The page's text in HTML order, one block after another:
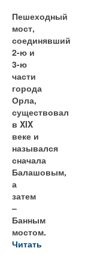
Пешеходный
мост,
соединявший
2-ю и
3-ю
части
города
Орла,
существовал
в XIX
веке и
назывался
сначала
Балашовым,
а
затем
–
Банным
мостом.
Читать